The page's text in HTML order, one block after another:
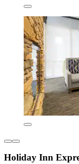
Holiday Inn